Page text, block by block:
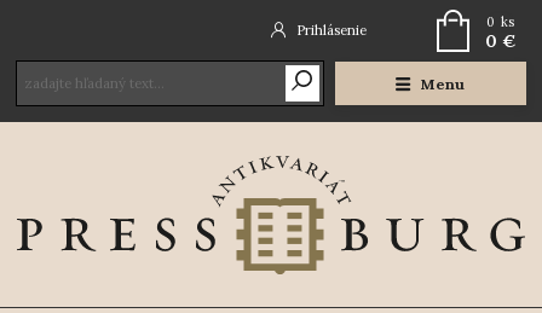
Menu
Prihlásenie 0 ks
0 €